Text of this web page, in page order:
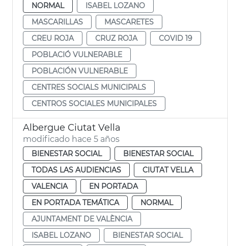
NORMAL
ISABEL LOZANO
MASCARILLAS
MASCARETES
CREU ROJA
CRUZ ROJA
COVID 19
POBLACIÓ VULNERABLE
POBLACIÓN VULNERABLE
CENTRES SOCIALS MUNICIPALS
CENTROS SOCIALES MUNICIPALES
Albergue Ciutat Vella
modificado hace 5 años
BIENESTAR SOCIAL
BIENESTAR SOCIAL
TODAS LAS AUDIENCIAS
CIUTAT VELLA
VALENCIA
EN PORTADA
EN PORTADA TEMÁTICA
NORMAL
AJUNTAMENT DE VALÈNCIA
ISABEL LOZANO
BIENESTAR SOCIAL